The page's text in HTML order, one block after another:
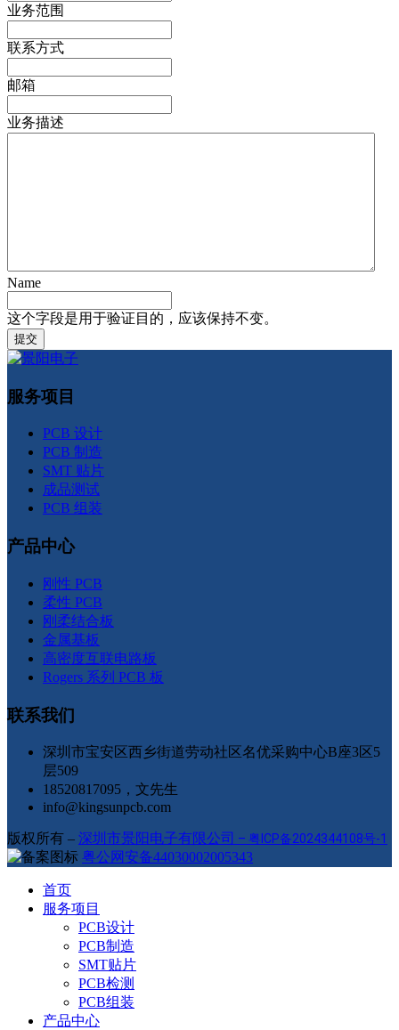
业务范围
联系方式
邮箱
业务描述
Name
这个字段是用于验证目的，应该保持不变。
服务项目
PCB 设计
PCB 制造
SMT 贴片
成品测试
PCB 组装
产品中心
刚性 PCB
柔性 PCB
刚柔结合板
金属基板
高密度互联电路板
Rogers 系列 PCB 板
联系我们
深圳市宝安区西乡街道劳动社区名优采购中心B座3区5
层509
18520817095，文先生
info@kingsunpcb.com
版权所有 – 深圳市景阳电子有限公司 – 粤ICP备2024344108号-1
粤公网安备44030002005343
首页
服务项目
PCB设计
PCB制造
SMT贴片
PCB检测
PCB组装
产品中心